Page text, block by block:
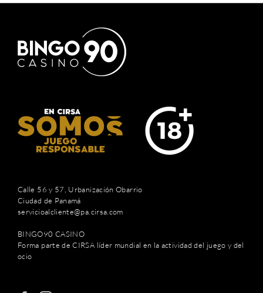
Calle 56 y 57, Urbanización Obarrio
Ciudad de Panamá
servicioalcliente@pa.cirsa.com
BINGO90 CASINO
Forma parte de CIRSA líder mundial en la actividad del juego y del
ocio